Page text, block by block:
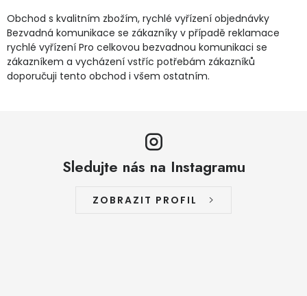
Obchod s kvalitním zbožím, rychlé vyřízení objednávky
Bezvadná komunikace se zákazníky v případě reklamace
rychlé vyřízení Pro celkovou bezvadnou komunikaci se
zákazníkem a vycházení vstříc potřebám zákazníků
doporučuji tento obchod i všem ostatním.
Sledujte nás na Instagramu
ZOBRAZIT PROFIL